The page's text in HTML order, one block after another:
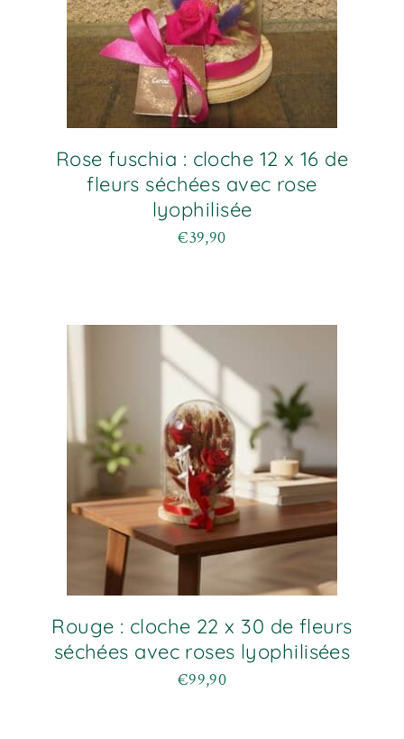
Rose fuschia : cloche 12 x 16 de
fleurs séchées avec rose
lyophilisée
€39,90
Rouge : cloche 22 x 30 de fleurs
séchées avec roses lyophilisées
€99,90